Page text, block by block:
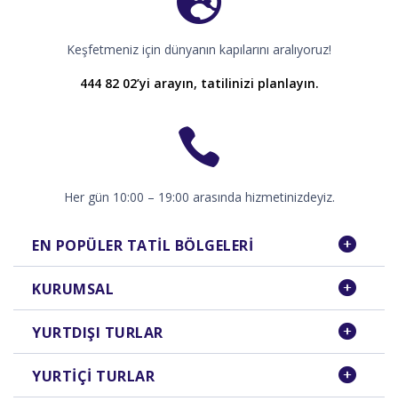
Keşfetmeniz için dünyanın kapılarını aralıyoruz!
444 82 02’yi arayın, tatilinizi planlayın.
Her gün 10:00 – 19:00 arasında hizmetinizdeyiz.
EN POPÜLER TATIL BÖLGELERI
KURUMSAL
YURTDIŞI TURLAR
YURTIÇI TURLAR